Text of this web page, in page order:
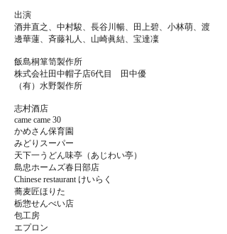
出演
酒井直之、中村駿、長谷川暢、田上碧、小林萌、渡
邊華蓮、斉藤礼人、山崎眞結、宝達凜
飯島桐箪笥製作所
株式会社田中帽子店6代目 田中優
（有）水野製作所
志村酒店
came came 30
かめさん保育園
みどりスーパー
天下一うどん味亭（あじわい亭）
島忠ホームズ春日部店
Chinese restaurant けいらく
蕎麦匠ほりた
栃惣せんべい店
包工房
エプロン